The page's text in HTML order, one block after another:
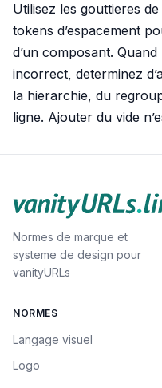
Utilisez les gouttieres
tokens d’espacement
d’un composant. Quand
incorrect, determinez
la hierarchie, du
ligne. Ajouter du vide
Normes de marque et
systeme de design pour
vanityURLs
NORMES
Langage visuel
Logo